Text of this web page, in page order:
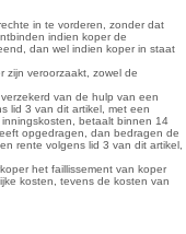
in te vorderen, zonder dat
indien koper de
dan wel indien koper in staat
zijn veroorzaakt, zowel de
van de hulp van een
lid 3 van dit artikel, met een
betaalt binnen 14
opgedragen, dan bedragen de
rente volgens lid 3 van dit artikel,
het faillissement van koper
kosten, tevens de kosten van